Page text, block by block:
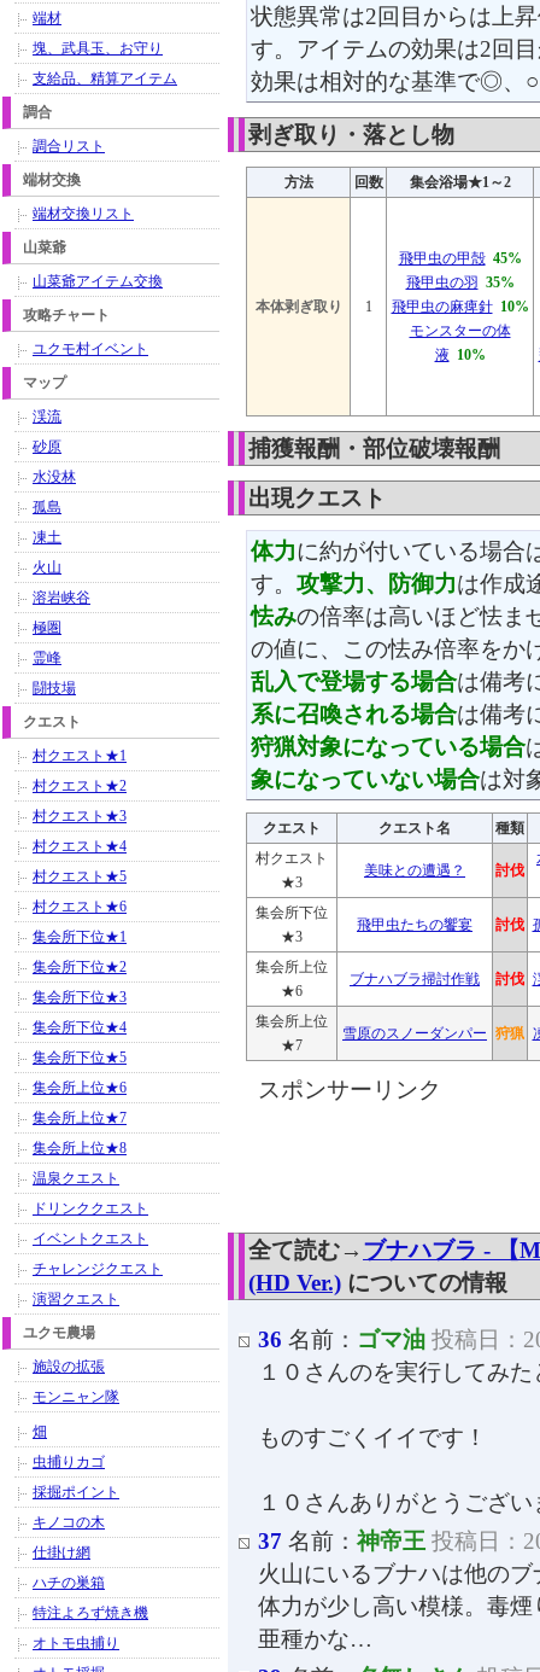
状態異常は2回目からは上
す。アイテムの効果は2回
効果は相対的な基準で◎、
剥ぎ取り・落とし物
方法 回数 集会浴場★1～2
本体剥ぎ取り 1
飛甲虫の甲殻 45%
飛甲虫の羽 35%
飛甲虫の麻痺針 10%
モンスターの体
液 10%
捕獲報酬・部位破壊報酬
出現クエスト
体力に約が付いている場合
す。 攻撃力、防御力は作成
怯みの倍率は高いほど怯ま
の値に、この怯み倍率をか
乱入で登場する場合は備考
系に召喚される場合は備考
狩猟対象になっている場合
象になっていない場合は対
クエスト クエスト名
種類
村クエスト
★3
美味との遭遇？ 討伐
集会所下位
★3
飛甲虫たちの饗宴 討伐
集会所上位
★6
ブナハブラ掃討作戦 討伐
集会所上位
★7
雪原のスノーダンパー 狩猟
スポンサーリンク
全て読む→ ブナハブラ - 【
(HD Ver.) についての情報
36 名前： ゴマ油 投稿日：
１０さんのを実行してみ
ものすごくイイです！
１０さんありがとうござい
37 名前：神帝王 投稿日：
火山にいるブナハは他の
体力が少し高い模様。毒
亜種かな…
端材
塊、武具玉、お守り
支給品、精算アイテム
調合
調合リスト
端材交換
端材交換リスト
山菜爺
山菜爺アイテム交換
攻略チャート
ユクモ村イベント
マップ
渓流
砂原
水没林
孤島
凍土
火山
溶岩峡谷
極圏
霊峰
闘技場
クエスト
村クエスト★1
村クエスト★2
村クエスト★3
村クエスト★4
村クエスト★5
村クエスト★6
集会所下位★1
集会所下位★2
集会所下位★3
集会所下位★4
集会所下位★5
集会所上位★6
集会所上位★7
集会所上位★8
温泉クエスト
ドリンククエスト
イベントクエスト
チャレンジクエスト
演習クエスト
ユクモ農場
施設の拡張
モンニャン隊
畑
虫捕りカゴ
採掘ポイント
キノコの木
仕掛け網
ハチの巣箱
特注よろず焼き機
オトモ虫捕り